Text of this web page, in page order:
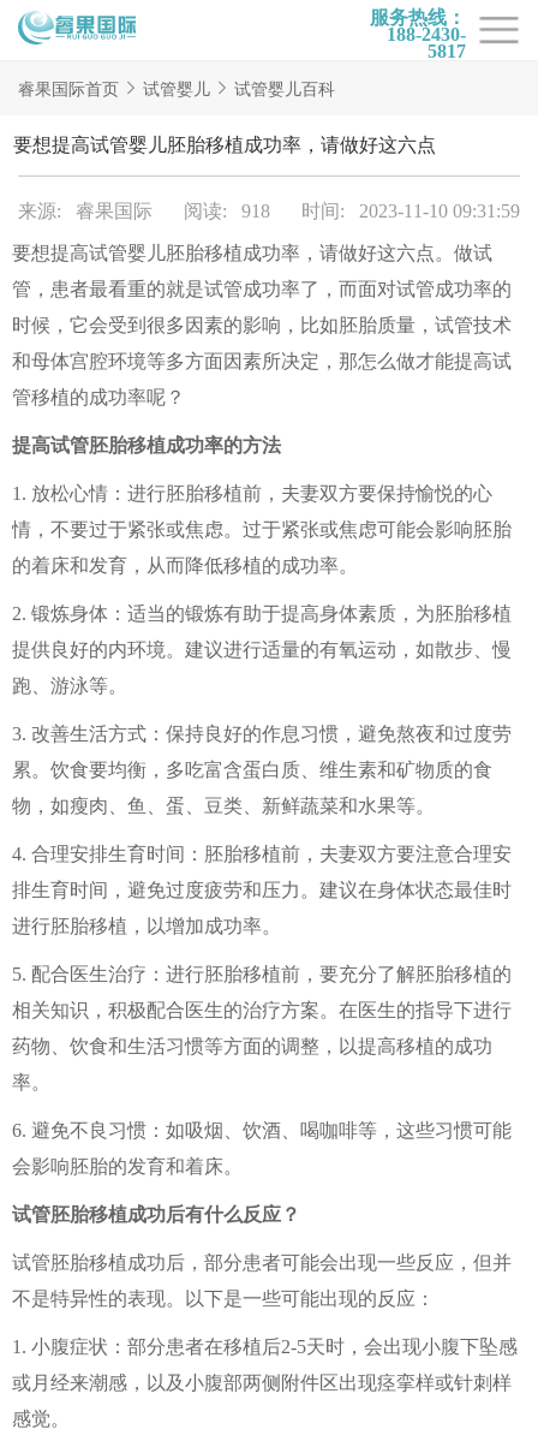
服务热线：
188-2430-
5817
首页
试管项目
试管百科
试管医院
睿果国际
睿果国际首页 试管婴儿 试管婴儿百科
要想提高试管婴儿胚胎移植成功率，请做好这六点
来源: 睿果国际 阅读: 918 时间: 2023-11-10 09:31:59
要想提高试管婴儿胚胎移植成功率，请做好这六点。做试
管，患者最看重的就是试管成功率了，而面对试管成功率的
时候，它会受到很多因素的影响，比如胚胎质量，试管技术
和母体宫腔环境等多方面因素所决定，那怎么做才能提高试
管移植的成功率呢？
提高试管胚胎移植成功率的方法
1. 放松心情：进行胚胎移植前，夫妻双方要保持愉悦的心
情，不要过于紧张或焦虑。过于紧张或焦虑可能会影响胚胎
的着床和发育，从而降低移植的成功率。
2. 锻炼身体：适当的锻炼有助于提高身体素质，为胚胎移植
提供良好的内环境。建议进行适量的有氧运动，如散步、慢
跑、游泳等。
3. 改善生活方式：保持良好的作息习惯，避免熬夜和过度劳
累。饮食要均衡，多吃富含蛋白质、维生素和矿物质的食
物，如瘦肉、鱼、蛋、豆类、新鲜蔬菜和水果等。
4. 合理安排生育时间：胚胎移植前，夫妻双方要注意合理安
排生育时间，避免过度疲劳和压力。建议在身体状态最佳时
进行胚胎移植，以增加成功率。
5. 配合医生治疗：进行胚胎移植前，要充分了解胚胎移植的
相关知识，积极配合医生的治疗方案。在医生的指导下进行
药物、饮食和生活习惯等方面的调整，以提高移植的成功
率。
6. 避免不良习惯：如吸烟、饮酒、喝咖啡等，这些习惯可能
会影响胚胎的发育和着床。
试管胚胎移植成功后有什么反应？
试管胚胎移植成功后，部分患者可能会出现一些反应，但并
不是特异性的表现。以下是一些可能出现的反应：
1. 小腹症状：部分患者在移植后2-5天时，会出现小腹下坠感
或月经来潮感，以及小腹部两侧附件区出现痉挛样或针刺样
感觉。